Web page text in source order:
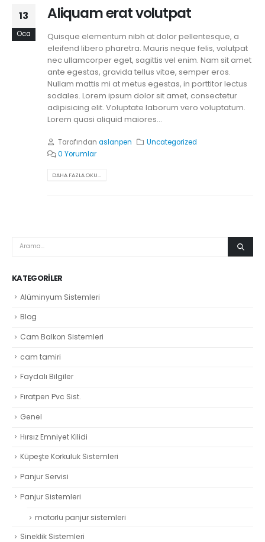
13
Oca
Aliquam erat volutpat
Quisque elementum nibh at dolor pellentesque, a
eleifend libero pharetra. Mauris neque felis, volutpat
nec ullamcorper eget, sagittis vel enim. Nam sit amet
ante egestas, gravida tellus vitae, semper eros.
Nullam mattis mi at metus egestas, in porttitor lectus
sodales. Lorem ipsum dolor sit amet, consectetur
adipisicing elit. Voluptate laborum vero voluptatum.
Lorem quasi aliquid maiores...
Tarafından aslanpen
Uncategorized
0 Yorumlar
DAHA FAZLA OKU...
KATEGORILER
Alüminyum Sistemleri
Blog
Cam Balkon Sistemleri
cam tamiri
Faydalı Bilgiler
Fıratpen Pvc Sist.
Genel
Hırsız Emniyet Kilidi
Küpeşte Korkuluk Sistemleri
Panjur Servisi
Panjur Sistemleri
motorlu panjur sistemleri
Sineklik Sistemleri